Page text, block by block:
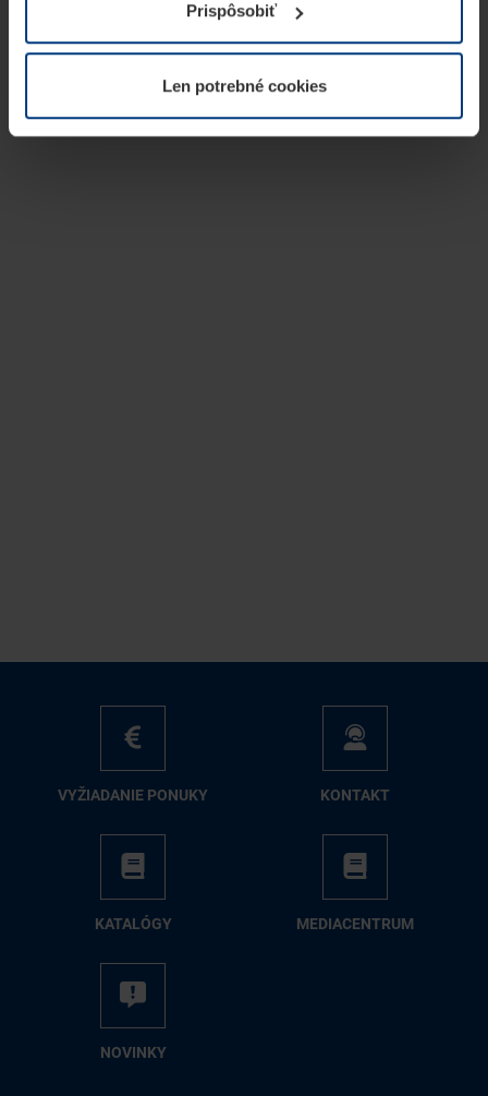
potrebujeme Vaše povolenie. Vaše povolenie môžete
kedykoľvek zmeniť alebo odvolať vo vysvetlení cookie
našej webovej stránky.
Prispôsobiť
Len potrebné cookies
VY­ŽIA­DA­NIE PO­NU­KY KON­TAKT
KA­TA­LÓ­GY ME­DIA­CEN­TRUM
NO­VIN­KY